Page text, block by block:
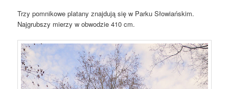
Trzy pomnikowe platany znajdują się w Parku Słowiańskim.
Najgrubszy mierzy w obwodzie 410 cm.